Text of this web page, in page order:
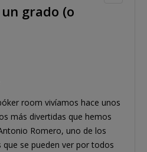
grado (o
room vivíamos hace unos
más divertidas que hemos
Romero, uno de los
se pueden ver por todos